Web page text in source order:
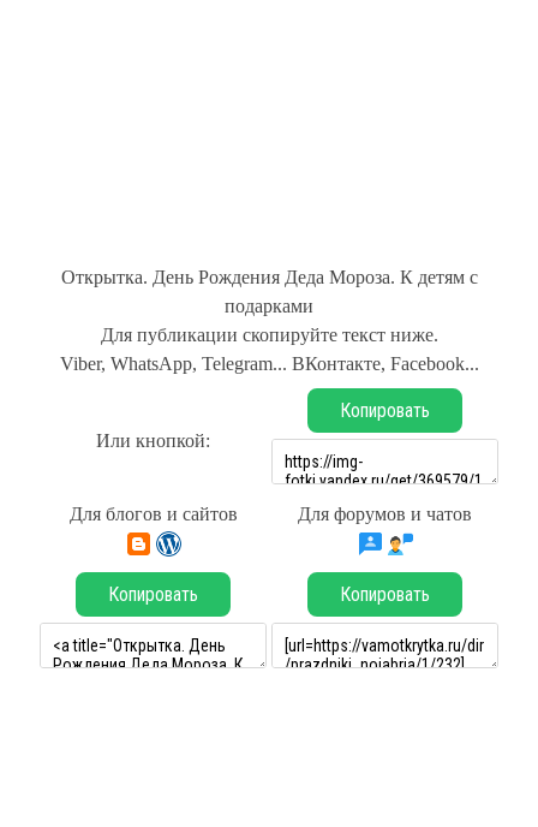
Открытка. День Рождения Деда Мороза. К детям с
подарками
Для публикации скопируйте текст ниже.
Viber, WhatsApp, Telegram... ВКонтакте, Facebook...
Или кнопкой:
Копировать
Для блогов и сайтов Для форумов и чатов
Копировать Копировать